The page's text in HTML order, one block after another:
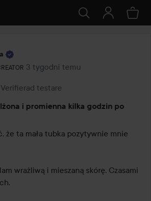
Lyko Creator.
3 tygodni temu
Post został utworzony 3 tygodni
Verifierad testare
i promienna kilka godzin po
że ta mała tubka pozytywnie mnie
wrażliwą i mieszaną skórę. Czasami